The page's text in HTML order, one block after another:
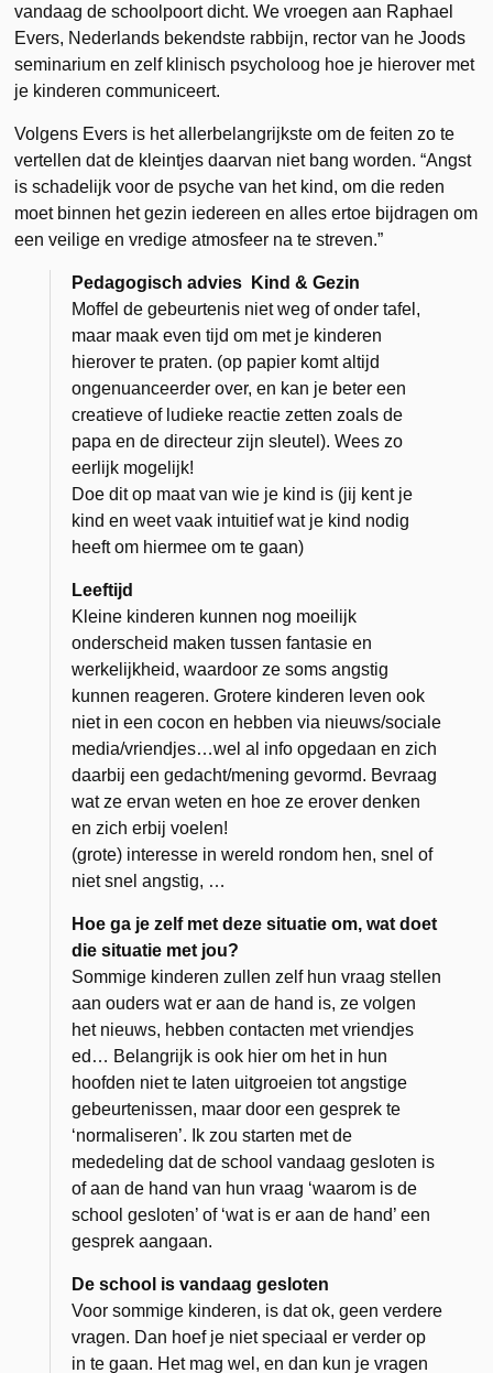
vandaag de schoolpoort dicht. We vroegen aan Raphael
Evers, Nederlands bekendste rabbijn, rector van he Joods
seminarium en zelf klinisch psycholoog hoe je hierover met
je kinderen communiceert.
Volgens Evers is het allerbelangrijkste om de feiten zo te
vertellen dat de kleintjes daarvan niet bang worden. “Angst
is schadelijk voor de psyche van het kind, om die reden
moet binnen het gezin iedereen en alles ertoe bijdragen om
een veilige en vredige atmosfeer na te streven.”
Pedagogisch advies Kind & Gezin
Moffel de gebeurtenis niet weg of onder tafel,
maar maak even tijd om met je kinderen
hierover te praten. (op papier komt altijd
ongenuanceerder over, en kan je beter een
creatieve of ludieke reactie zetten zoals de
papa en de directeur zijn sleutel). Wees zo
eerlijk mogelijk!
Doe dit op maat van wie je kind is (jij kent je
kind en weet vaak intuitief wat je kind nodig
heeft om hiermee om te gaan)
Leeftijd
Kleine kinderen kunnen nog moeilijk
onderscheid maken tussen fantasie en
werkelijkheid, waardoor ze soms angstig
kunnen reageren. Grotere kinderen leven ook
niet in een cocon en hebben via nieuws/sociale
media/vriendjes…wel al info opgedaan en zich
daarbij een gedacht/mening gevormd. Bevraag
wat ze ervan weten en hoe ze erover denken
en zich erbij voelen!
(grote) interesse in wereld rondom hen, snel of
niet snel angstig, …
Hoe ga je zelf met deze situatie om, wat doet
die situatie met jou?
Sommige kinderen zullen zelf hun vraag stellen
aan ouders wat er aan de hand is, ze volgen
het nieuws, hebben contacten met vriendjes
ed… Belangrijk is ook hier om het in hun
hoofden niet te laten uitgroeien tot angstige
gebeurtenissen, maar door een gesprek te
‘normaliseren’.
Ik zou starten met de
mededeling dat de school vandaag gesloten is
of aan de hand van hun vraag ‘waarom is de
school gesloten’ of ‘wat is er aan de hand’ een
gesprek aangaan.
De school is vandaag gesloten
Voor sommige kinderen, is dat ok, geen verdere
vragen. Dan hoef je niet speciaal er verder op
in te gaan. Het mag wel, en dan kun je vragen